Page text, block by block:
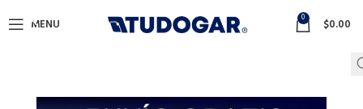
MENU 0 $0.00